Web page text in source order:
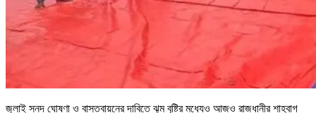
জুলাই সনদ ঘোষণা ও বাস্তবায়নের দাবিতে ঝুম বৃষ্টির মধ্যেও আজও রাজধানীর শাহবাগ